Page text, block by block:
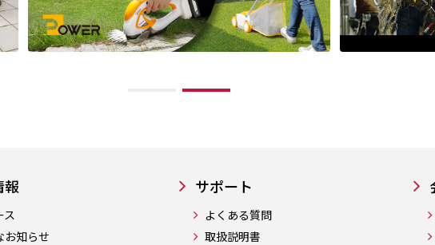
報
ス
お知らせ
サポート
よくある質問
取扱説明書